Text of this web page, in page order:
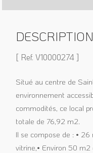
[ Ref. V10000274 ]
Situé au centre de
environnement
commodités, ce local
totale de 76,92 m2.
Il se compose de : •
vitrine,• Environ 50